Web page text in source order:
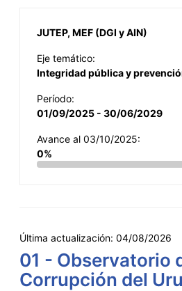
JUTEP, MEF (DGI y AIN)
Eje temático:
Integridad pública y
Período:
01/09/2025 - 30/06/2029
Avance al 03/10/2025:
0%
Última actualización: 04/08/2026
01 - Observatorio
Corrupción del